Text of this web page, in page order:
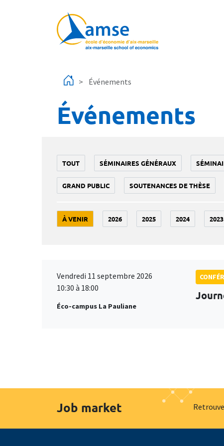
Événements
Événements
TOUT SÉMINAIRES GÉNÉRAUX
GRAND PUBLIC SOUTENANCES DE THÈSE
À VENIR 2026 2025 2024 2023
Vendredi 11 septembre 2026
10:30 à 18:00
Éco-campus La Pauliane
Job market